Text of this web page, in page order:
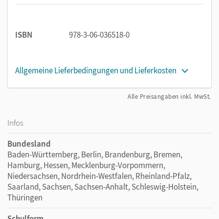
Wordmaster
Zusammenhängen trainiert.
Mit Lerntipps, dem Lerntagebuch Learner Log
Mit Lösungsheft für die Selbstkontrolle
Der Grammarmaster ist individuell einsetzbar und fördert
Kurze und verständliche Regelformulierungen
Abwechslungsreiche Übungen mit ansteigendem
Schwierigkeitsgrad
Lösungen zur Selbstkontrolle
Alle Regeln zusammengefasst auf einen Blick im
ISBN 978-3-06-036518-0
Allgemeine Lieferbedingungen und Lieferkosten
Alle Preisangaben inkl. MwSt.
Infos
Bundesland
Baden-Württemberg, Berlin, Brandenburg, Bremen,
Hamburg, Hessen, Mecklenburg-Vorpommern,
Niedersachsen, Nordrhein-Westfalen, Rheinland-Pfalz,
Saarland, Sachsen, Sachsen-Anhalt, Schleswig-Holstein,
Thüringen